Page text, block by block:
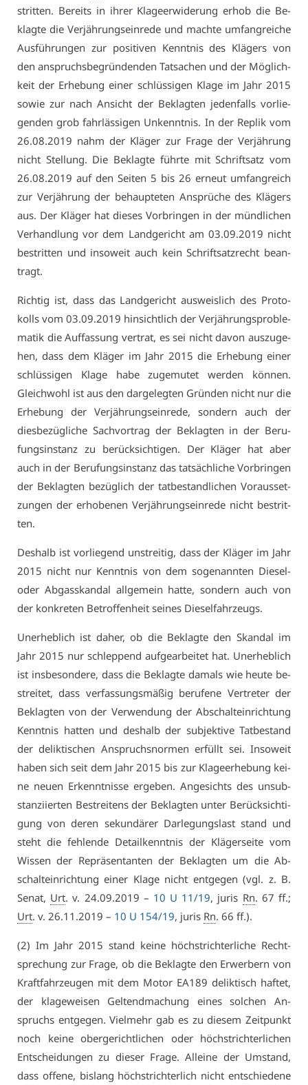
strit­ten. Be­reits in ih­rer Kla­ge­er­wi­de­rung er­hob die Be­
klag­te die Ver­jäh­rungs­ein­re­de und mach­te um­fang­rei­che
Aus­füh­run­gen zur po­si­ti­ven Kennt­nis des Klä­gers von
den an­spruchs­be­grün­den­den Tat­sa­chen und der Mög­lich­
keit der Er­he­bung ei­ner schlüs­si­gen Kla­ge im Jahr 2015
so­wie zur nach An­sicht der Be­klag­ten je­den­falls vor­lie­
gen­den grob fahr­läs­si­gen Un­kennt­nis. In der Re­plik vom
26.08.2019 nahm der Klä­ger zur Fra­ge der Ver­jäh­rung
nicht Stel­lung. Die Be­klag­te führ­te mit Schrift­satz vom
26.08.2019 auf den Sei­ten 5 bis 26 er­neut um­fang­reich
zur Ver­jäh­rung der be­haup­te­ten An­sprü­che des Klä­gers
aus. Der Klä­ger hat die­ses Vor­brin­gen in der münd­li­chen
Ver­hand­lung vor dem Land­ge­richt am 03.09.2019 nicht
be­strit­ten und in­so­weit auch kein Schrift­satz­recht be­an­
tragt.
Rich­tig ist, dass das Land­ge­richt aus­weis­lich des Pro­to­
kolls vom 03.09.2019 hin­sicht­lich der Ver­jäh­rungs­pro­ble­
ma­tik die Auf­fas­sung ver­trat, es sei nicht da­von aus­zu­ge­
hen, dass dem Klä­ger im Jahr 2015 die Er­he­bung ei­ner
schlüs­si­gen Kla­ge ha­be zu­ge­mu­tet wer­den kön­nen.
Gleich­wohl ist aus den dar­ge­leg­ten Grün­den nicht nur die
Er­he­bung der Ver­jäh­rungs­ein­re­de, son­dern auch der
dies­be­züg­li­che Sach­vor­trag der Be­klag­ten in der Be­ru­
fungs­in­stanz zu be­rück­sich­ti­gen. Der Klä­ger hat aber
auch in der Be­ru­fungs­in­stanz das tat­säch­li­che Vor­brin­gen
der Be­klag­ten be­züg­lich der tat­be­stand­li­chen Vor­aus­set­
zun­gen der er­ho­be­nen Ver­jäh­rungs­ein­re­de nicht be­strit­
ten.
Des­halb ist vor­lie­gend un­strei­tig, dass der Klä­ger im Jahr
2015 nicht nur Kennt­nis von dem so­ge­nann­ten Die­sel-
oder Ab­gas­skan­dal all­ge­mein hat­te, son­dern auch von
der kon­kre­ten Be­trof­fen­heit sei­nes Die­sel­fahr­zeugs.
Un­er­heb­lich ist da­her, ob die Be­klag­te den Skan­dal im
Jahr 2015 nur schlep­pend auf­ge­ar­bei­tet hat. Un­er­heb­lich
ist ins­be­son­de­re, dass die Be­klag­te da­mals wie heu­te be­
strei­tet, dass ver­fas­sungs­mä­ßig be­ru­fe­ne Ver­tre­ter der
Be­klag­ten von der Ver­wen­dung der Ab­schalt­ein­rich­tung
Kennt­nis hat­ten und des­halb der sub­jek­ti­ve Tat­be­stand
der de­lik­ti­schen An­spruchs­nor­men er­füllt sei. In­so­weit
ha­ben sich seit dem Jahr 2015 bis zur Kla­ge­er­he­bung kei­
ne neu­en Er­kennt­nis­se er­ge­ben. An­ge­sichts des un­sub­
stan­zi­ier­ten Be­strei­tens der Be­klag­ten un­ter Be­rück­sich­ti­
gung von de­ren se­kun­dä­rer Dar­le­gungs­last stand und
steht die feh­len­de De­tail­kennt­nis der Klä­ger­sei­te vom
Wis­sen der Re­prä­sen­tan­ten der Be­klag­ten um die Ab­
schalt­ein­rich­tung ei­ner Kla­ge nicht ent­ge­gen (vgl. z. B.
Se­nat, Urt. v. 24.09.2019 – 10 U 11/19, ju­ris Rn. 67 ff.;
Urt. v. 26.11.2019 – 10 U 154/19, ju­ris Rn. 66 ff.).
(2) Im Jahr 2015 stand kei­ne höchst­rich­ter­li­che Recht­
spre­chung zur Fra­ge, ob die Be­klag­te den Er­wer­bern von
Kraft­fahr­zeu­gen mit dem Mo­tor EA189 de­lik­tisch haf­tet,
der kla­ge­wei­sen Gel­tend­ma­chung ei­nes sol­chen An­
spruchs ent­ge­gen. Viel­mehr gab es zu die­sem Zeit­punkt
noch kei­ne ober­ge­richt­li­chen oder höchst­rich­ter­li­chen
Ent­schei­dun­gen zu die­ser Fra­ge. Al­lei­ne der Um­stand,
dass of­fe­ne, bis­lang höchst­rich­ter­lich nicht ent­schie­de­ne